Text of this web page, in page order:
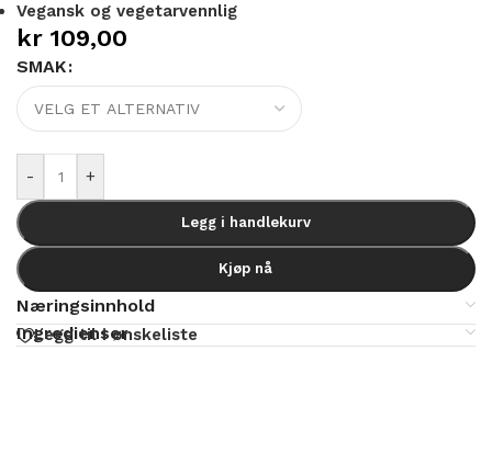
Vegansk og vegetarvennlig
kr 109,00
SMAK
- +
Legg i handlekurv
Kjøp nå
Alternative:
Næringsinnhold
Ingredienser
Legg til i ønskeliste